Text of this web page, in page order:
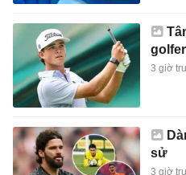
3 giờ
sử
3 giờ